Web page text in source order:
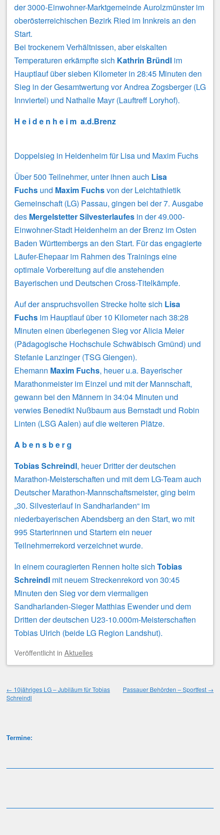
der 3000-Einwohner-Marktgemeinde Aurolzmünster im
oberösterreichischen Bezirk Ried im Innkreis an den
Start.
Bei trockenem Verhältnissen, aber eiskalten
Temperaturen erkämpfte sich Kathrin Bründl im
Hauptlauf über sieben Kilometer in 28:45 Minuten den
Sieg in der Gesamtwertung vor Andrea Zogsberger (LG
Innviertel) und Nathalie Mayr (Lauftreff Loryhof).
H e i d e n h e i m a.d.Brenz
Doppelsieg in Heidenheim für Lisa und Maxim Fuchs
Über 500 Teilnehmer, unter ihnen auch Lisa
Fuchs und Maxim Fuchsvon der Leichtathletik
Gemeinschaft (LG) Passau, gingen bei der 7. Ausgabe
des Mergelstetter Silvesterlaufes in der 49.000-
Einwohner-Stadt Heidenheim an der Brenz im Osten
Baden Württembergs an den Start. Für das engagierte
Läufer-Ehepaar im Rahmen des Trainings eine
optimale Vorbereitung auf die anstehenden
Bayerischen und Deutschen Cross-Titelkämpfe.
Auf der anspruchsvollen Strecke holte sich Lisa
Fuchs im Hauptlauf über 10 Kilometer nach 38:28
Minuten einen überlegenen Sieg vor Alicia Meier
(Pädagogische Hochschule Schwäbisch Gmünd) und
Stefanie Lanzinger (TSG Giengen).
Ehemann Maxim Fuchs, heuer u.a. Bayerischer
Marathonmeister im Einzel und mit der Mannschaft,
gewann bei den Männern in 34:04 Minuten und
verwies Benedikt Nußbaum aus Bernstadt und Robin
Linten (LSG Aalen) auf die weiteren Plätze.
A b e n s b e r g
Tobias Schreindl, heuer Dritter der deutschen
Marathon-Meisterschaften und mit dem LG-Team auch
Deutscher Marathon-Mannschaftsmeister, ging beim
„30. Silvesterlauf in Sandharlanden“ im
niederbayerischen Abendsberg an den Start, wo mit
995 Starterinnen und Startern ein neuer
Teilnehmerrekord verzeichnet wurde.
In einem couragierten Rennen holte sich Tobias
Schreindl mit neuem Streckenrekord von 30:45
Minuten den Sieg vor dem viermaligen
Sandharlanden-Sieger Matthias Ewender und dem
Dritten der deutschen U23-10.000m-Meisterschaften
Tobias Ulrich (beide LG Region Landshut).
Veröffentlicht in Aktuelles
← 10jähriges LG – Jubiläum für Tobias
Schreindl
Passauer Behörden – Sportfest →
Termine: